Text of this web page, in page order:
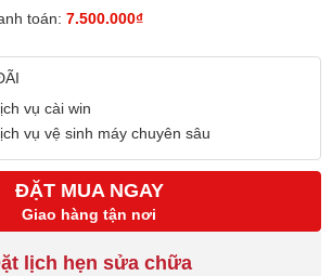
toán: 7.500.000₫
vụ cài win
vụ vệ sinh máy chuyên sâu
ĐẶT MUA NGAY
Giao hàng tận nơi
lịch hẹn sửa chữa